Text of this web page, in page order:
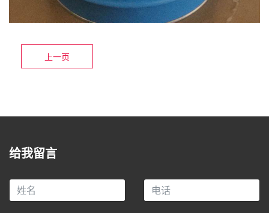
上一页
给我留言